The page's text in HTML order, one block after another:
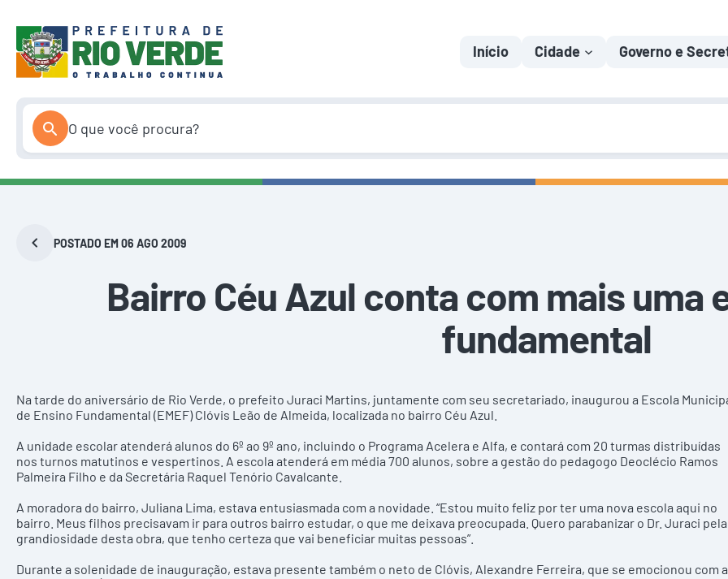
para
conteúdo
Início Cidade Governo e
POSTADO EM 06 AGO 2009
Bairro Céu Azul conta com mais uma
fundamental
Na tarde do aniversário de Rio Verde, o prefeito Juraci Martins, juntamente com seu secretariado, inaugurou a Escola
de Ensino Fundamental (EMEF) Clóvis Leão de Almeida, localizada no bairro Céu Azul.
A unidade escolar atenderá alunos do 6º ao 9º ano, incluindo o Programa Acelera e Alfa, e contará com 20 turmas distribuídas
nos turnos matutinos e vespertinos. A escola atenderá em média 700 alunos, sobre a gestão do pedagogo Deoclécio Ramos
Palmeira Filho e da Secretária Raquel Tenório Cavalcante.
A moradora do bairro, Juliana Lima, estava entusiasmada com a novidade. “Estou muito feliz por ter uma nova escola aqui no
bairro. Meus filhos precisavam ir para outros bairro estudar, o que me deixava preocupada. Quero parabanizar o Dr. Juraci pela
grandiosidade desta obra, que tenho certeza que vai beneficiar muitas pessoas”.
Durante a solenidade de inauguração, estava presente também o neto de Clóvis, Alexandre Ferreira, que se emocionou com a